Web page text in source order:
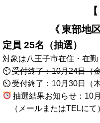
《 東部地
定員 25名（抽選）
対象は八王子市在住・在
⏲受付終了：10月24日（
⏲ 受付終了：10月30日（
抽選結果お知らせ：10
（メールまたはTELにて